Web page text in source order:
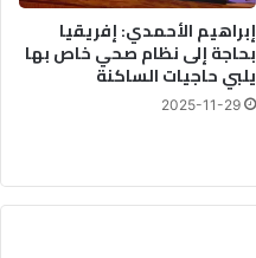
إبراهيم الأحمدي: إفريقيا
بحاجة إلى نظام صحي خاص بها
يلبي حاجيات الساكنة
2025-11-29